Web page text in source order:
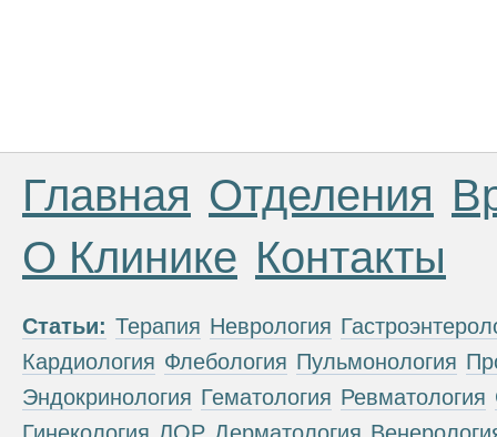
Главная Отделения
О Клинике Контакты
Статьи: Терапия Неврология
Кардиология Флебология Пульмонология
Эндокринология Гематология Ревматология